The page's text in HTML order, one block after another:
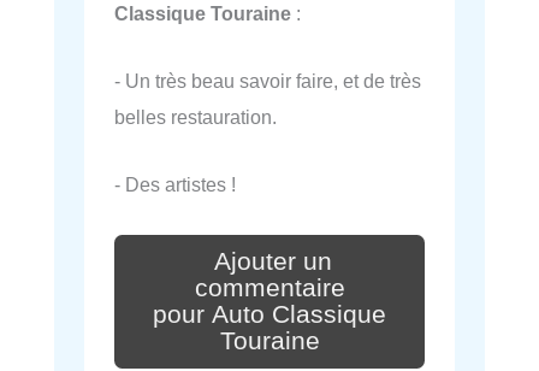
Classique Touraine :
- Un très beau savoir faire, et de très
belles restauration.
- Des artistes !
Ajouter un
commentaire
pour Auto Classique
Touraine